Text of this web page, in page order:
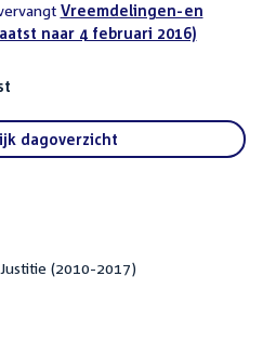
Vreemdelingen-en
naar 4 februari 2016)
dagoverzicht
(2010-2017)